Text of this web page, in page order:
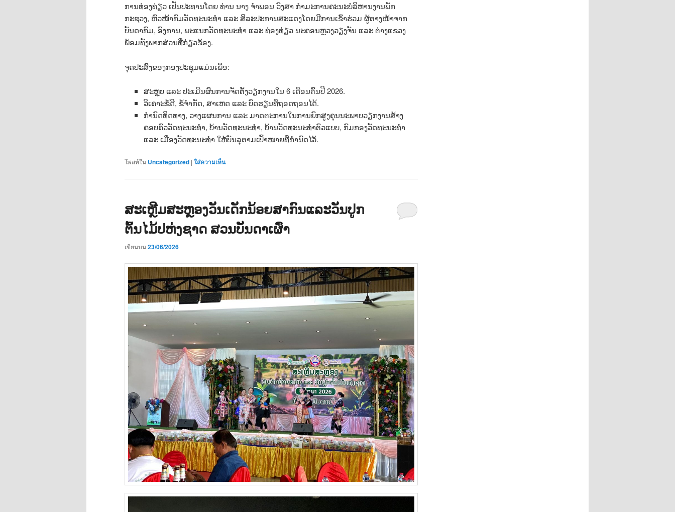
ການທ່ອງທ່ຽວ ເປັນປະທານໂດຍ ທ່ານ ນາງ ຈຳພອນ ວົງສາ ກຳມະການຄະນະບໍລິຫານງານພັກ
ກະຊວງ, ຫົວໜ້າກົມວັດທະນະທຳ ແລະ ສິລະປະການສະແດງໂດຍມີການເຂົ້າຮ່ວມ ຜູ້ຕາງໜ້າຈາກ
ບັນດາກົມ, ອົງການ, ພະແນກວັດທະນະທຳ ແລະ ທ່ອງທ່ຽວ ນະຄອນຫຼວງວຽງຈັນ ແລະ ຕ່າງແຂວງ
ພ້ອມທັງພາກສ່ວນທີ່ກ່ຽວຂ້ອງ.
ຈຸດປະສົງຂອງກອງປະຊຸມແມ່ນເພື່ອ:
ສະຫຼຸບ ແລະ ປະເມີນຜົນການຈັດຕັ້ງວຽກງານໃນ 6 ເດືອນຕົ້ນປີ 2026.
ວິເຄາະຂໍ້ດີ, ຂໍ້ຈຳກັດ, ສາເຫດ ແລະ ບົດຮຽນທີ່ຖອດຖອນໄດ້.
ກຳນົດທິດທາງ, ວາງແຜນການ ແລະ ມາດຕະການໃນການຍົກສູງຄຸນນະພາບວຽກງານສ້າງ
ຄອບຄົວວັດທະນະທຳ, ບ້ານວັດທະນະທຳ, ບ້ານວັດທະນະທຳຕົວແບບ, ກົມກອງວັດທະນະທຳ
ແລະ ເມືອງວັດທະນະທຳ ໃຫ້ບັນລຸຕາມເປົ້າໝາຍທີ່ກຳນົດໄວ້.
โพสท์ใน Uncategorized | ใส่ความเห็น
ສະເຫຼີມສະຫຼອງວັນເດັກນ້ອຍສາກົນແລະວັນປູກ
ຕົ້ນໄມ້ປຫ່ງຊາດ ສວນບັນດາເຜົ່າ
เขียนบน23/06/2026